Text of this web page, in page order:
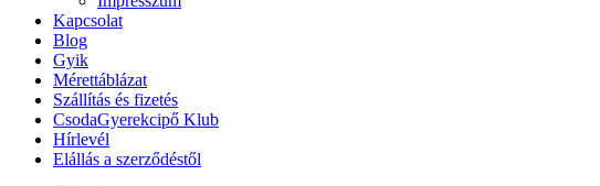
Kapcsolat
Blog
Gyik
Mérettáblázat
Szállítás és fizetés
CsodaGyerekcipő Klub
Hírlevél
Elállás a szerződéstől